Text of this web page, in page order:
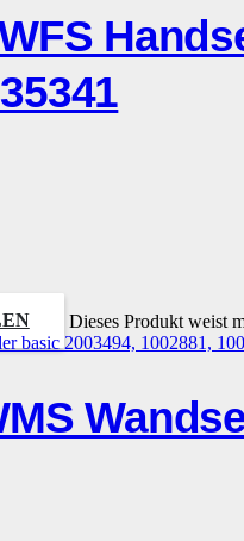
Dieses Produkt weist